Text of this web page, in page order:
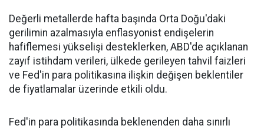
Değerli metallerde hafta başında Orta Doğu'daki
gerilimin azalmasıyla enflasyonist endişelerin
hafiflemesi yükselişi desteklerken, ABD'de açıklanan
zayıf istihdam verileri, ülkede gerileyen tahvil faizleri
ve Fed'in para politikasına ilişkin değişen beklentiler
de fiyatlamalar üzerinde etkili oldu.
Fed'in para politikasında beklenenden daha sınırlı